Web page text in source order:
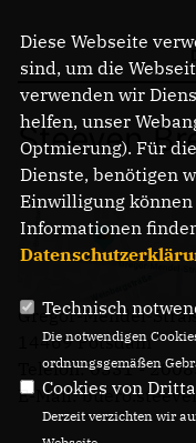
Steeven
Gregor-Mendel-
14469 Potsdam
Telefon: 0331 -
E-Mail:
Diese Webseite
sind, um die
verwenden wir
helfen, unser
Optmierung). Für
Dienste, benötigen
Einwilligung
Informationen
Technisch
Die notwendigen
ordnungsgemäßen
Cookies von
Derzeit verzichten wir